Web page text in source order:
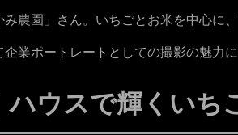
農園」さん。いちごとお米を中心に
業ポートレートとしての撮影の魅力に
ウスで輝くいち